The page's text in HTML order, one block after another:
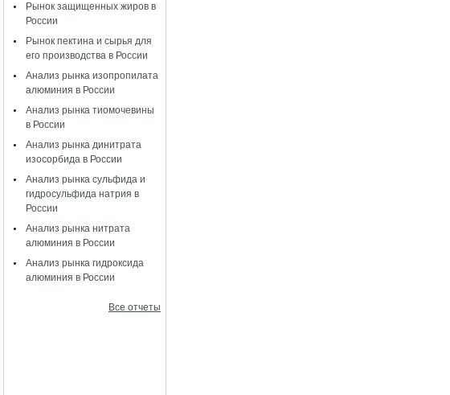
Рынок защищенных жиров в
России
Рынок пектина и сырья для
его производства в России
Анализ рынка изопропилата
алюминия в России
Анализ рынка тиомочевины
в России
Анализ рынка динитрата
изосорбида в России
Анализ рынка сульфида и
гидросульфида натрия в
России
Анализ рынка нитрата
алюминия в России
Анализ рынка гидроксида
алюминия в России
Все отчеты